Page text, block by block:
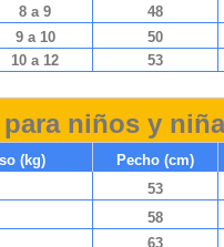
8 a 9
48
9 a 10
50
10 a 12 53
niños y
(kg)
Pecho (cm)
53
58
63